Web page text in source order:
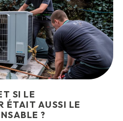
SI LE
ÉTAIT AUSSI LE
?